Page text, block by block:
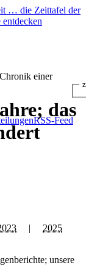
… die Zeittafel der
einer
RSS-Feed
| 2025
unsere
das